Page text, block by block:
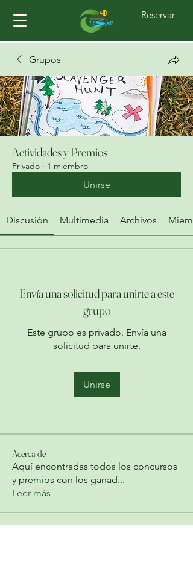
Reservar
Grupos
Actividades y Premios
Privado · 1 miembro
Unirse
Discusión Multimedia Archivos
Envía una solicitud para unirte a este
grupo
Este grupo es privado. Envía una
solicitud para unirte.
Unirse
Acerca de
Aquí encontradas todos los concursos
y premios con los ganad...
Leer más